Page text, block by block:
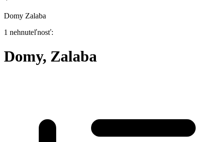
Domy Zalaba
1 nehnuteľnosť:
Domy, Zalaba